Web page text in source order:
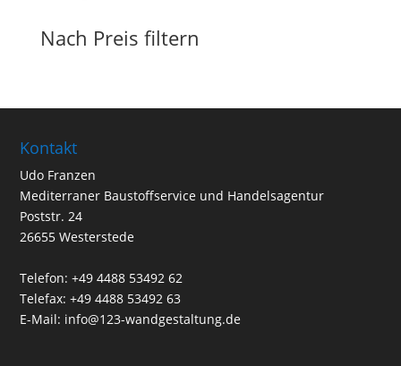
Nach Preis filtern
Kontakt
Udo Franzen
Mediterraner Baustoffservice und Handelsagentur
Poststr. 24
26655 Westerstede
Telefon: +49 4488 53492 62
Telefax: +49 4488 53492 63
E-Mail: info@123-wandgestaltung.de